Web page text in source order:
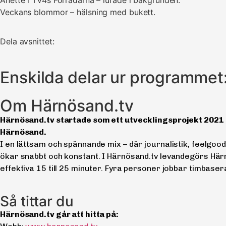
Veckans blommor – hälsning med bukett.
Dela avsnittet:
Enskilda delar ur
Om Härnösand.tv
Härnösand.tv startade som ett utvecklingsprojekt
Härnösand.
I en lättsam och spännande mix – där journalistik,
ökar snabbt och konstant. I Härnösand.tv levandegörs
effektiva 15 till 25 minuter. Fyra personer jobbar
Så tittar du
Härnösand.tv går att hitta på: